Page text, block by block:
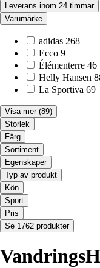
Leverans inom 24 timmar
Varumärke
adidas 268
Ecco 9
Élémenterre 46
Helly Hansen
La Sportiva 69
Visa mer (89)
Storlek
Färg
Sortiment
Egenskaper
Typ av produkt
Kön
Sport
Pris
Se 1762 produkter